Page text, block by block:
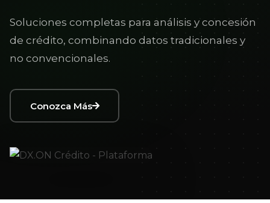
Soluciones completas para análisis y concesión
de crédito, combinando datos tradicionales y
no convencionales.
Conozca Más